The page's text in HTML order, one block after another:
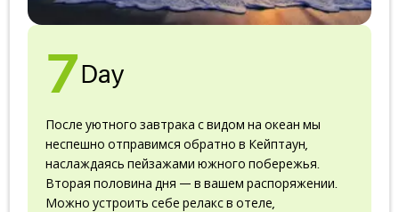
7Day
После уютного завтрака с видом на океан мы
неспешно отправимся обратно в Кейптаун,
наслаждаясь пейзажами южного побережья.
Вторая половина дня — в вашем распоряжении.
Можно устроить себе релакс в отеле,